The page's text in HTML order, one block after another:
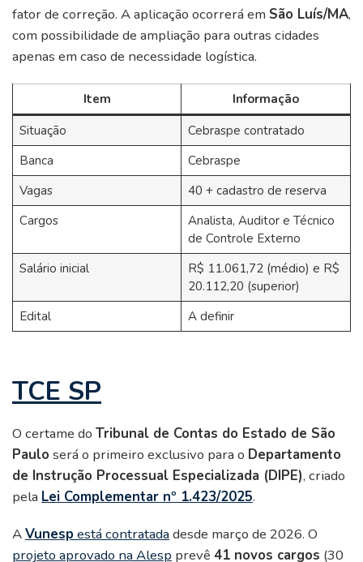
fator de correção. A aplicação ocorrerá em São Luís/MA,
com possibilidade de ampliação para outras cidades
apenas em caso de necessidade logística.
Item
Informação
Situação
Cebraspe contratado
Banca
Cebraspe
Vagas
40 + cadastro de reserva
Cargos
Analista, Auditor e Técnico
de Controle Externo
Salário inicial
R$ 11.061,72 (médio) e R$
20.112,20 (superior)
Edital
A definir
TCE SP
O certame do Tribunal de Contas do Estado de São
Paulo será o primeiro exclusivo para o Departamento
de Instrução Processual Especializada (DIPE), criado
pela Lei Complementar nº 1.423/2025.
AVunesp está contratadadesde março de 2026. O
projeto aprovado na Alesp prevê 41 novos cargos (30